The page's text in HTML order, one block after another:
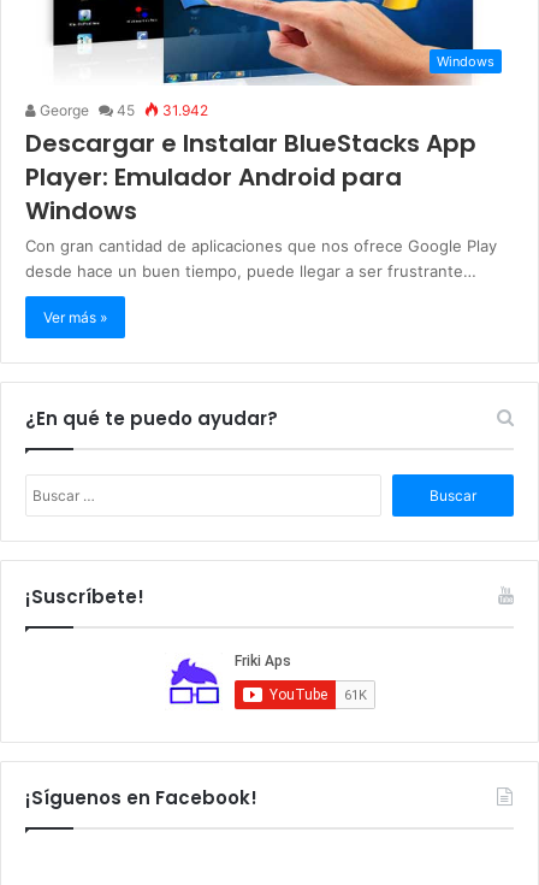
Windows
George 45 31.942
Descargar e Instalar BlueStacks App
Player: Emulador Android para
Windows
Con gran cantidad de aplicaciones que nos ofrece Google Play
desde hace un buen tiempo, puede llegar a ser frustrante…
Ver más »
¿En qué te puedo ayudar?
s
c
¡Suscríbete!
¡Síguenos en Facebook!